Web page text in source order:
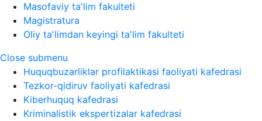
Masofaviy taʼlim fakulteti
Magistratura
Oliy taʼlimdan keyingi taʼlim fakulteti
Close submenu
Huquqbuzarliklar profilaktikasi faoliyati kafedrasi
Tezkor-qidiruv faoliyati kafedrasi
Kiberhuquq kafedrasi
Kriminalistik ekspertizalar kafedrasi